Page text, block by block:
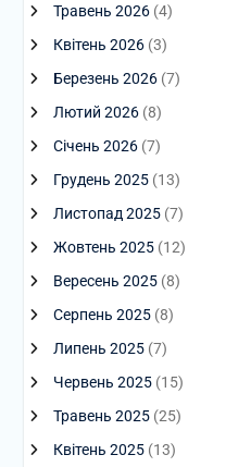
Травень 2026(4)
Квітень 2026(3)
Березень 2026(7)
Лютий 2026(8)
Січень 2026(7)
Грудень 2025(13)
Листопад 2025(7)
Жовтень 2025(12)
Вересень 2025(8)
Серпень 2025(8)
Липень 2025(7)
Червень 2025(15)
Травень 2025(25)
Квітень 2025(13)